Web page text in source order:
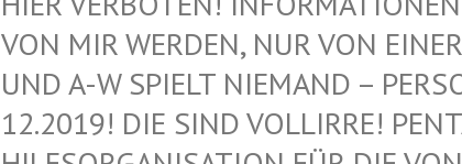
MIR WERDEN, NUR VON EINER
A-W SPIELT NIEMAND –
2019! DIE SIND VOLLIRRE!